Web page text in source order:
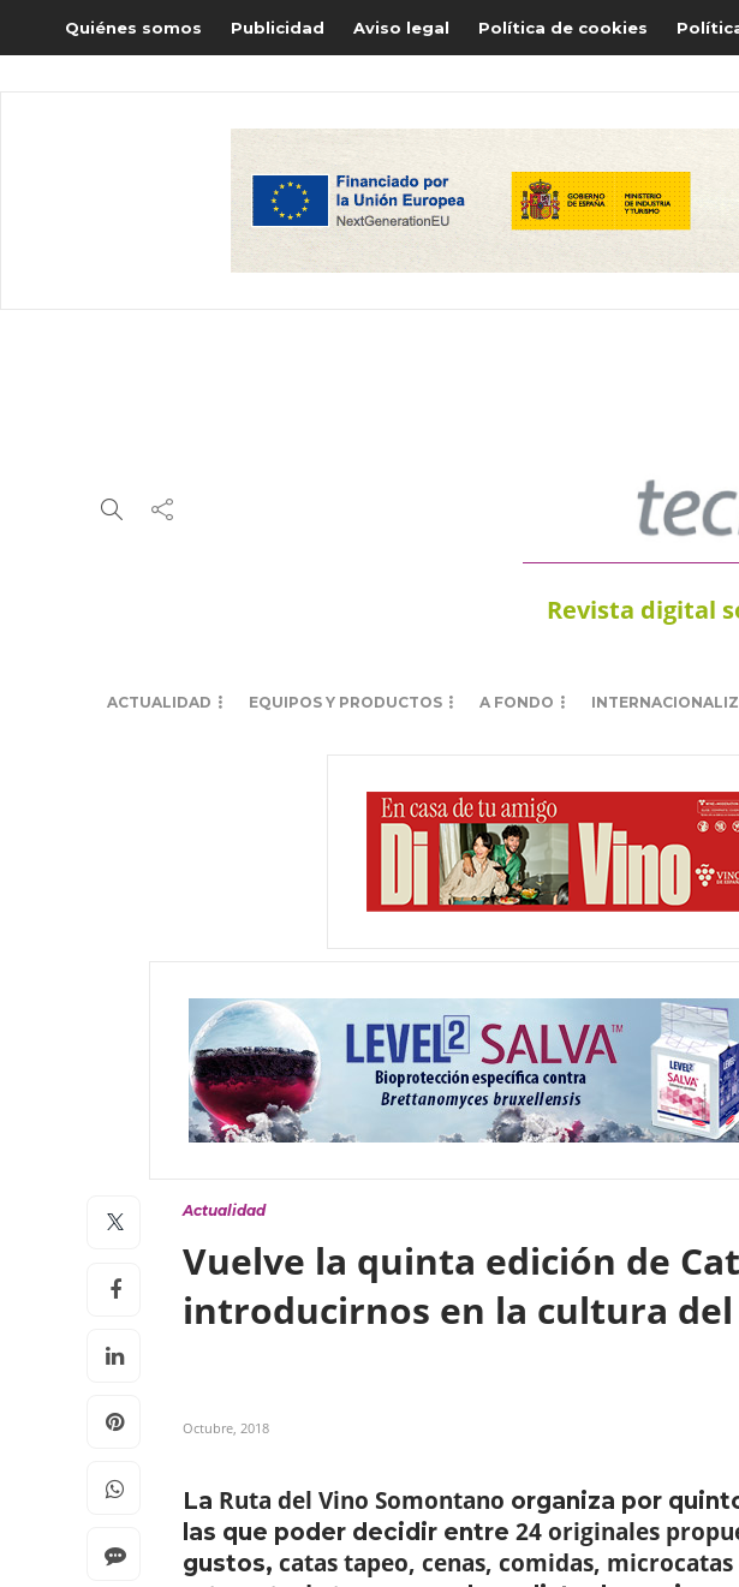
Quiénes somos Publicidad Aviso legal Política de cookies
Revista digital
ACTUALIDAD EQUIPOS Y PRODUCTOS A FONDO
Actualidad
Vuelve la quinta edición de
introducirnos en la cultura
Octubre, 2018
La Ruta del Vino Somontano organiza por
las que poder decidir entre 24 originales
gustos, catas tapeo, cenas, comidas,